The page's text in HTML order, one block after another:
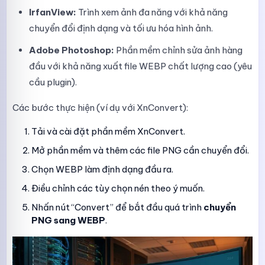
IrfanView: Trình xem ảnh đa năng với khả năng
chuyển đổi định dạng và tối ưu hóa hình ảnh.
Adobe Photoshop: Phần mềm chỉnh sửa ảnh hàng
đầu với khả năng xuất file WEBP chất lượng cao (yêu
cầu plugin).
Các bước thực hiện (ví dụ với XnConvert):
Tải và cài đặt phần mềm XnConvert.
Mở phần mềm và thêm các file PNG cần chuyển đổi.
Chọn WEBP làm định dạng đầu ra.
Điều chỉnh các tùy chọn nén theo ý muốn.
Nhấn nút “Convert” để bắt đầu quá trình chuyển
PNG sang WEBP.